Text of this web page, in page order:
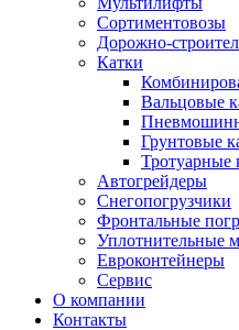
Сортиментовозы
Дорожно-
Катки
Вальцовые
Грунтовые
Тротуарные
Автогрейдеры
Снегопогрузчики
Фронтальные
Уплотнительные
Евроконтейнеры
Сервис
О компании
Контакты